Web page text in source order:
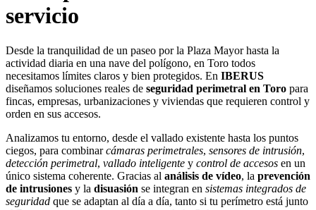
servicio
Desde la tranquilidad de un paseo por la Plaza Mayor hasta la
actividad diaria en una nave del polígono, en Toro todos
necesitamos límites claros y bien protegidos. En IBERUS
diseñamos soluciones reales de seguridad perimetral en Toro para
fincas, empresas, urbanizaciones y viviendas que requieren control y
orden en sus accesos.
Analizamos tu entorno, desde el vallado existente hasta los puntos
ciegos, para combinarcámaras perimetrales, sensores de intrusión,
detección perimetral, vallado inteligente y control de accesos en un
único sistema coherente. Gracias al análisis de vídeo, la prevención
de intrusiones y la disuasión se integran en sistemas integrados de
seguridad que se adaptan al día a día, tanto si tu perímetro está junto